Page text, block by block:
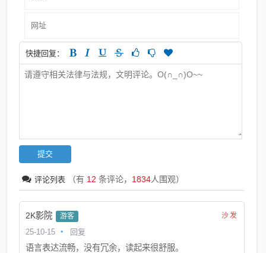
快捷回复：
评论列表 （有 12 条评论， 1834人围观）
2K影院 游客 沙发
25-10-15 回复
语言表达流畅，没有冗余，读起来很舒服。